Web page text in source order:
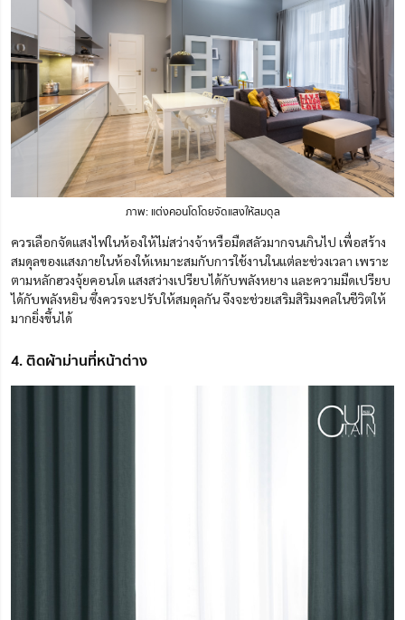
ภาพ: แต่งคอนโดโดยจัดแสงให้สมดุล
ควรเลือกจัดแสงไฟในห้องให้ไม่สว่างจ้าหรือมืดสลัวมากจนเกินไป เพื่อสร้าง
สมดุลของแสงภายในห้องให้เหมาะสมกับการใช้งานในแต่ละช่วงเวลา เพราะ
ตามหลักฮวงจุ้ยคอนโด แสงสว่างเปรียบได้กับพลังหยาง และความมืดเปรียบ
ได้กับพลังหยิน ซึ่งควรจะปรับให้สมดุลกัน จึงจะช่วยเสริมสิริมงคลในชีวิตให้
มากยิ่งขึ้นได้
4. ติดผ้าม่านที่หน้าต่าง